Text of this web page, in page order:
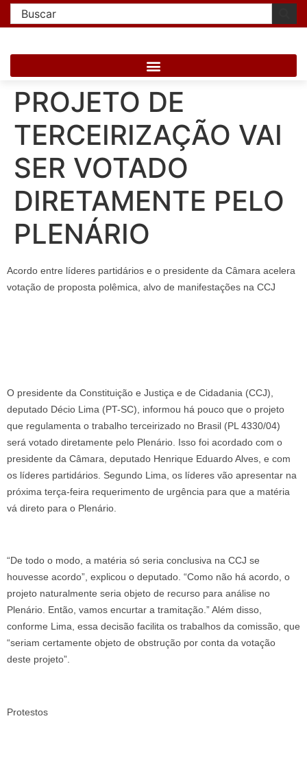
PROJETO DE
TERCEIRIZAÇÃO VAI
SER VOTADO
DIRETAMENTE PELO
PLENÁRIO
Acordo entre líderes partidários e o presidente da Câmara acelera
votação de proposta polêmica, alvo de manifestações na CCJ
O presidente da Constituição e Justiça e de Cidadania (CCJ),
deputado Décio Lima (PT-SC), informou há pouco que o projeto
que regulamenta o trabalho terceirizado no Brasil (PL 4330/04)
será votado diretamente pelo Plenário. Isso foi acordado com o
presidente da Câmara, deputado Henrique Eduardo Alves, e com
os líderes partidários. Segundo Lima, os líderes vão apresentar na
próxima terça-feira requerimento de urgência para que a matéria
vá direto para o Plenário.
“De todo o modo, a matéria só seria conclusiva na CCJ se
houvesse acordo”, explicou o deputado. “Como não há acordo, o
projeto naturalmente seria objeto de recurso para análise no
Plenário. Então, vamos encurtar a tramitação.” Além disso,
conforme Lima, essa decisão facilita os trabalhos da comissão, que
“seriam certamente objeto de obstrução por conta da votação
deste projeto”.
Protestos